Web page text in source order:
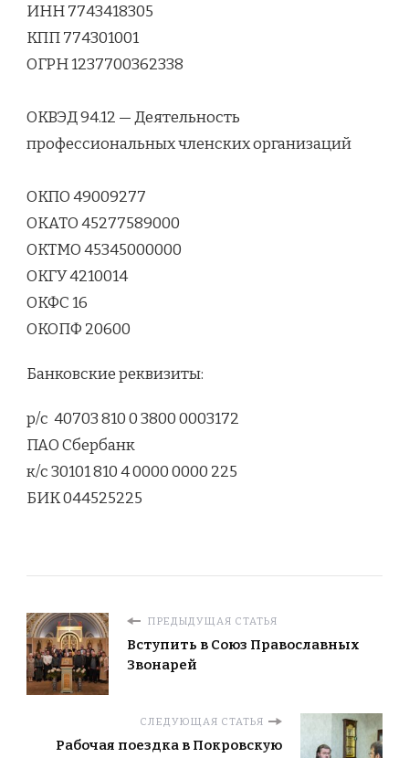
ИНН 7743418305
КПП 774301001
ОГРН 1237700362338
ОКВЭД 94.12 — Деятельность
профессиональных членских организаций
ОКПО 49009277
ОКАТО 45277589000
ОКТМО 45345000000
ОКГУ 4210014
ОКФС 16
ОКОПФ 20600
Банковские реквизиты:
р/с 40703 810 0 3800 0003172
ПАО Сбербанк
к/с 30101 810 4 0000 0000 225
БИК 044525225
ПРЕДЫДУЩАЯ СТАТЬЯ
Вступить в Союз Православных
Звонарей
СЛЕДУЮЩАЯ СТАТЬЯ
Рабочая поездка в Покровскую